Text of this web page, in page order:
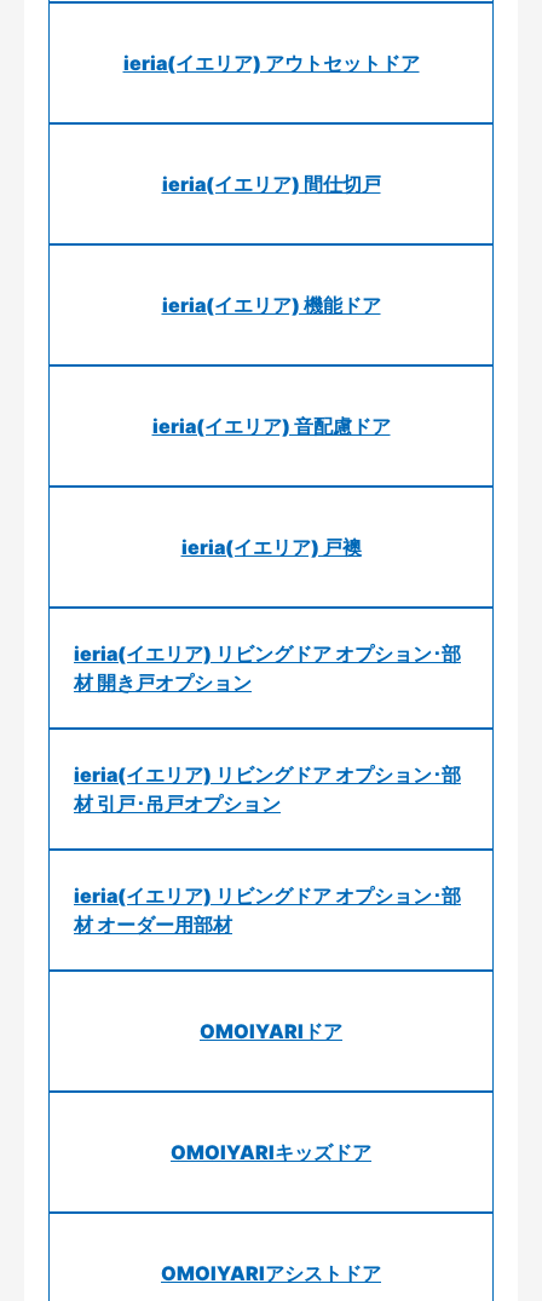
ieria(イエリア) アウトセットドア
ieria(イエリア) 間仕切戸
ieria(イエリア) 機能ドア
ieria(イエリア) 音配慮ドア
ieria(イエリア) 戸襖
ieria(イエリア) リビングドア オプション･部
材 開き戸オプション
ieria(イエリア) リビングドア オプション･部
材 引戸･吊戸オプション
ieria(イエリア) リビングドア オプション･部
材 オーダー用部材
OMOIYARIドア
OMOIYARIキッズドア
OMOIYARIアシストドア